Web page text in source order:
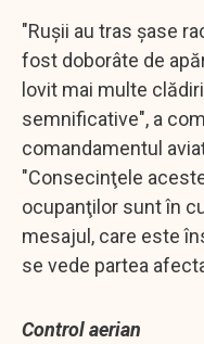
"Ruşii au tras şase
fost doborâte de
lovit mai multe
semnificative", a
comandamentul
"Consecinţele
ocupanţilor sunt în
mesajul, care este
se vede partea
Control aerian